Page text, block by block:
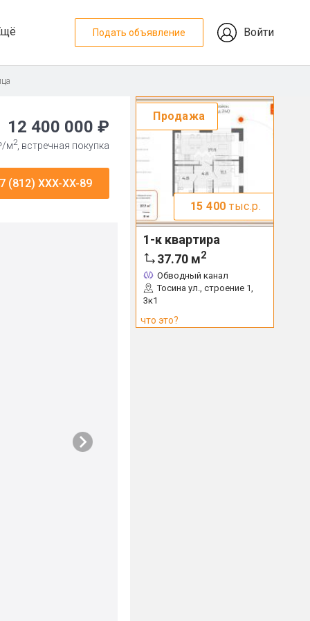
Подать объявление Войти
12 400 000 ₽
м2, встречная покупка
(812) XXX-XX-89
Продажа
15 400 тыс.р.
1-к квартира
37.70 м2
Обводный канал
Тосина ул., строение 1,
3к1
что это?